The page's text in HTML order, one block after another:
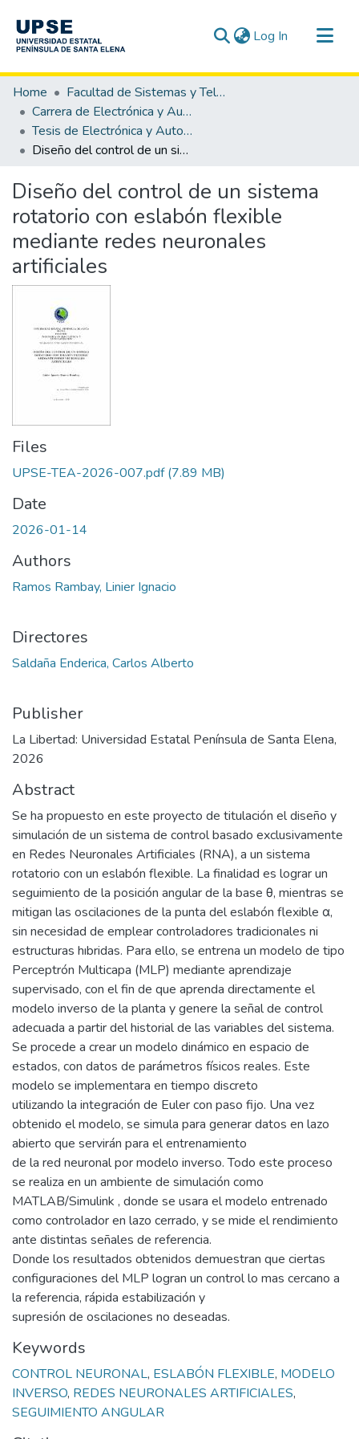
Log In (current)
Communities & Collections
All of DSpace
Statistics
Home
Facultad de Sistemas y Telecomunicaciones
Carrera de Electrónica y Automatización
Tesis de Electrónica y Automatización
Diseño del control de un sistema rotatorio con eslabón flexible mediante redes neuronales artificiales
Diseño del control de un sistema
rotatorio con eslabón flexible
mediante redes neuronales
artificiales
Files
UPSE-TEA-2026-007.pdf(7.89 MB)
Date
2026-01-14
Authors
Ramos Rambay, Linier Ignacio
Directores
Saldaña Enderica, Carlos Alberto
Publisher
La Libertad: Universidad Estatal Península de Santa Elena,
2026
Abstract
Se ha propuesto en este proyecto de titulación el diseño y
simulación de un sistema de control basado exclusivamente
en Redes Neuronales Artificiales (RNA), a un sistema
rotatorio con un eslabón flexible. La finalidad es lograr un
seguimiento de la posición angular de la base θ, mientras se
mitigan las oscilaciones de la punta del eslabón flexible α,
sin necesidad de emplear controladores tradicionales ni
estructuras hıbridas. Para ello, se entrena un modelo de tipo
Perceptrón Multicapa (MLP) mediante aprendizaje
supervisado, con el fin de que aprenda directamente el
modelo inverso de la planta y genere la señal de control
adecuada a partir del historial de las variables del sistema.
Se procede a crear un modelo dinámico en espacio de
estados, con datos de parámetros físicos reales. Este
modelo se implementara en tiempo discreto
utilizando la integración de Euler con paso fijo. Una vez
obtenido el modelo, se simula para generar datos en lazo
abierto que servirán para el entrenamiento
de la red neuronal por modelo inverso. Todo este proceso
se realiza en un ambiente de simulación como
MATLAB/Simulink , donde se usara el modelo entrenado
como controlador en lazo cerrado, y se mide el rendimiento
ante distintas señales de referencia.
Donde los resultados obtenidos demuestran que ciertas
configuraciones del MLP logran un control lo mas cercano a
la referencia, rápida estabilización y
supresión de oscilaciones no deseadas.
Keywords
CONTROL NEURONAL, ESLABÓN FLEXIBLE, MODELO
INVERSO, REDES NEURONALES ARTIFICIALES,
SEGUIMIENTO ANGULAR